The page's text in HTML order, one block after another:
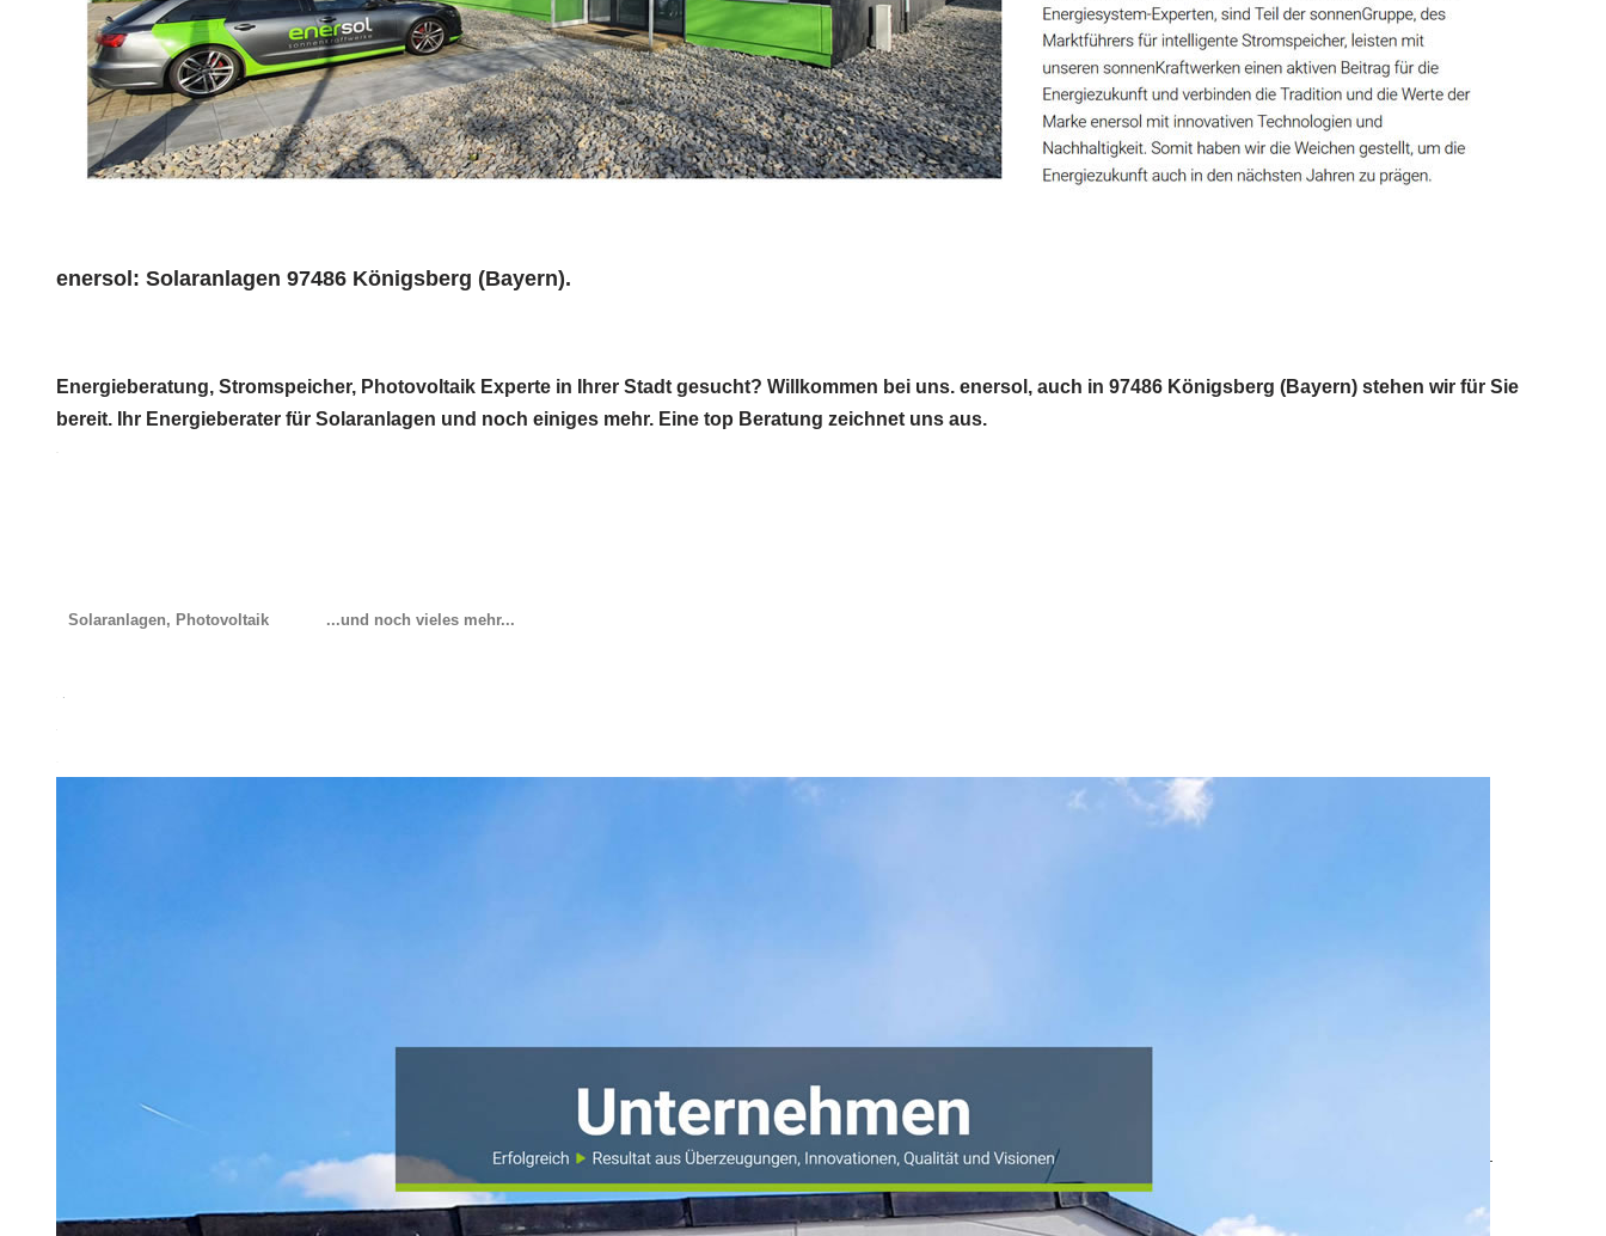
enersol: Solaranlagen 97486 Königsberg (Bayern).
Energieberatung, Stromspeicher, Photovoltaik Experte in Ihrer Stadt gesucht? Willkommen bei uns. enersol, auch in 97486 Königsberg (Bayern) stehen wir für Sie
bereit. Ihr Energieberater für Solaranlagen und noch einiges mehr. Eine top Beratung zeichnet uns aus.
Solaranlagen, Photovoltaik ...und noch vieles mehr...